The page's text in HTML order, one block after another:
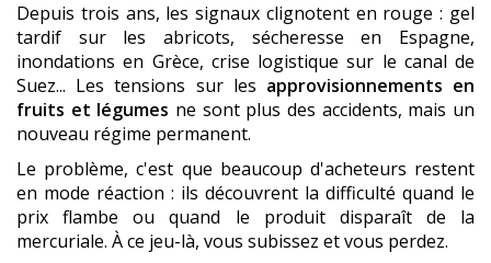
Depuis trois ans, les signaux clignotent en rouge : gel
tardif sur les abricots, sécheresse en Espagne,
inondations en Grèce, crise logistique sur le canal de
Suez... Les tensions sur les approvisionnements en
fruits et légumes ne sont plus des accidents, mais un
nouveau régime permanent.
Le problème, c'est que beaucoup d'acheteurs restent
en mode réaction : ils découvrent la difficulté quand le
prix flambe ou quand le produit disparaît de la
mercuriale. À ce jeu-là, vous subissez et vous perdez.